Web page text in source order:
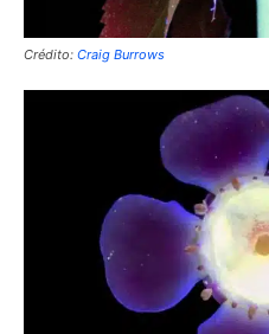
Crédito: Craig Burrows